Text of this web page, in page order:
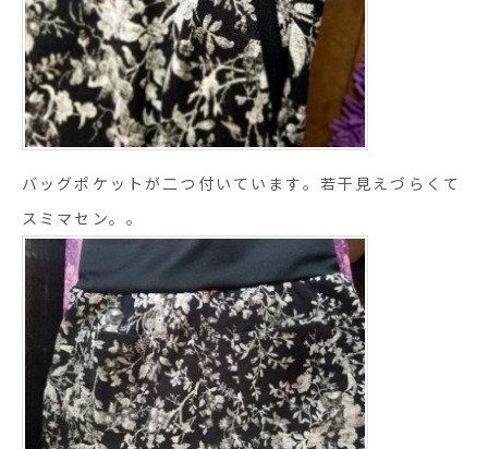
バッグポケットが二つ付いています。若干見えづらくて
スミマセン。。